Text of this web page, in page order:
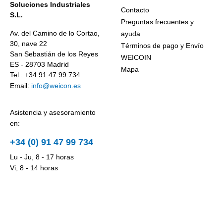
Soluciones Industriales
S.L.
Av. del Camino de lo Cortao,
30, nave 22
San Sebastián de los Reyes
ES - 28703 Madrid
Tel.: +34 91 47 99 734
Email: info@weicon.es
Asistencia y asesoramiento
en:
+34 (0) 91 47 99 734
Lu - Ju, 8 - 17 horas
Vi, 8 - 14 horas
Contacto
Preguntas frecuentes y
ayuda
Términos de pago y Envío
WEICOIN
Mapa